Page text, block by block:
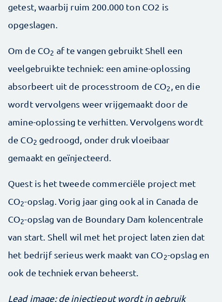
getest, waarbij ruim 200.000 ton CO2 is
opgeslagen.
Om de CO2 af te vangen gebruikt Shell een
veelgebruikte techniek: een amine-oplossing
absorbeert uit de processtroom de CO2
, en die
wordt vervolgens weer vrijgemaakt door de
amine-oplossing te verhitten. Vervolgens wordt
de CO2 gedroogd, onder druk vloeibaar
gemaakt en geïnjecteerd.
Quest is het tweede commerciële project met
CO2-opslag. Vorig jaar ging ook al in Canada de
CO2-opslag van de Boundary Dam kolencentrale
van start. Shell wil met het project laten zien dat
het bedrijf serieus werk maakt van CO2-opslag en
ook de techniek ervan beheerst.
Lead image: de injectieput wordt in gebruik